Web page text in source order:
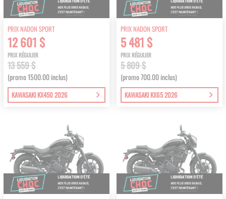
PRIX NADON SPORT
12 601 $
PRIX RÉGULIER
13 559 $
(promo 1500.00 inclus)
KAWASAKI KX450 2026
PRIX NADON SPORT
5 481 $
PRIX RÉGULIER
5 809 $
(promo 700.00 inclus)
KAWASAKI KX65 2026